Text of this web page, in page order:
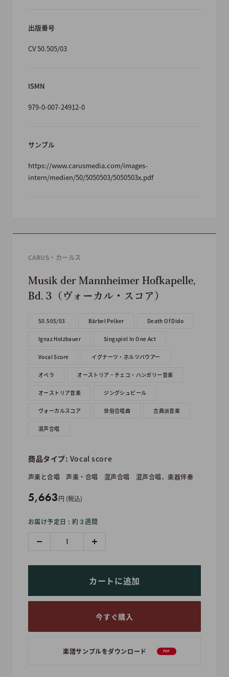
出版番号
CV 50.505/03
ISMN
979-0-007-24912-0
サンプル
https://www.carusmedia.com/images-
intern/medien/50/5050503/5050503x.pdf
CARUS・カールス
Musik der Mannheimer Hofkapelle,
Bd. 3（ヴォーカル・スコア）
50.505/03 Bärbel Pelker Death Of Dido
Ignaz Holzbauer Singspiel In One Act
Vocal Score イグナーツ・ホルツバウアー
オペラ オーストリア・チェコ・ハンガリー音楽
オーストリア音楽 ジングシュピール
ヴォーカルスコア 世俗合唱曲 古典派音楽
混声合唱
商品タイプ: Vocal score
声楽と合唱 声楽・合唱 混声合唱 混声合唱、楽器伴奏
販
価
格
5,663円 (税込)
お届け予定日 : 約３週間
カートに追加
今すぐ購入
楽譜サンプルをダウンロード PDF